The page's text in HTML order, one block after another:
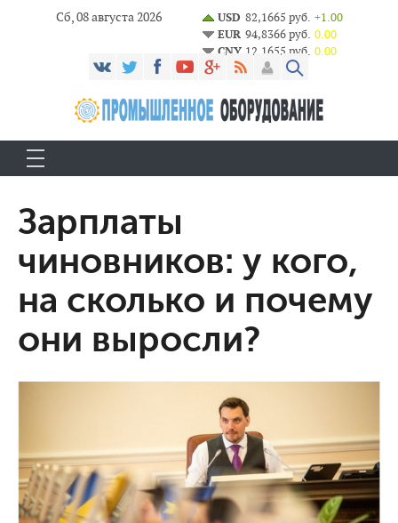
Сб, 08 августа 2026 USD 82,1665 руб. +1.00
EUR 94,8366 руб. 0.00
CNY 12,1655 руб. 0.00
Зарплаты
чиновников: у кого,
на сколько и почему
они выросли?